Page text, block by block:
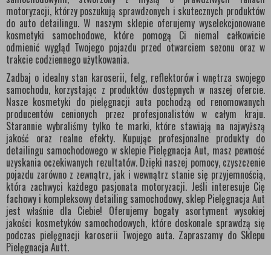
motoryzacji, którzy poszukują sprawdzonych i skutecznych produktów
do auto detailingu. W naszym sklepie oferujemy wyselekcjonowane
kosmetyki samochodowe, które pomogą Ci niemal całkowicie
odmienić wygląd Twojego pojazdu przed otwarciem sezonu oraz w
trakcie codziennego użytkowania.
Zadbaj o idealny stan karoserii, felg, reflektorów i wnętrza swojego
samochodu, korzystając z produktów dostępnych w naszej ofercie.
Nasze kosmetyki do pielęgnacji auta pochodzą od renomowanych
producentów cenionych przez profesjonalistów w całym kraju.
Starannie wybraliśmy tylko te marki, które stawiają na najwyższą
jakość oraz realne efekty. Kupując profesjonalne produkty do
detailingu samochodowego w sklepie Pielęgnacja Aut, masz pewność
uzyskania oczekiwanych rezultatów. Dzięki naszej pomocy, czyszczenie
pojazdu zarówno z zewnątrz, jak i wewnątrz stanie się przyjemnością,
która zachwyci każdego pasjonata motoryzacji. Jeśli interesuje Cię
fachowy i kompleksowy detailing samochodowy, sklep Pielęgnacja Aut
jest właśnie dla Ciebie! Oferujemy bogaty asortyment wysokiej
jakości kosmetyków samochodowych, które doskonale sprawdzą się
podczas pielęgnacji karoserii Twojego auta. Zapraszamy do Sklepu
Pielęgnacja Autt.